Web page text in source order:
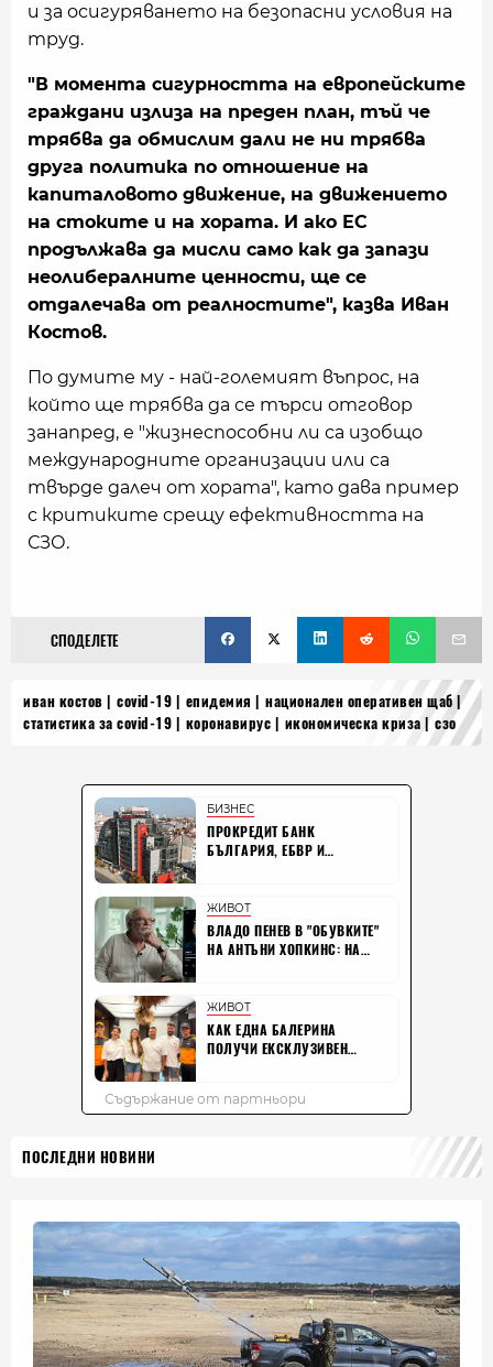
и за осигуряването на безопасни условия на
труд.
"В момента сигурността на европейските
граждани излиза на преден план, тъй че
трябва да обмислим дали не ни трябва
друга политика по отношение на
капиталовото движение, на движението
на стоките и на хората. И ако ЕС
продължава да мисли само как да запази
неолибералните ценности, ще се
отдалечава от реалностите", казва Иван
Костов.
По думите му - най-големият въпрос, на
който ще трябва да се търси отговор
занапред, е "жизнеспособни ли са изобщо
международните организации или са
твърде далеч от хората", като дава пример
с критиките срещу ефективността на
СЗО.
СПОДЕЛЕТЕ
иван костов covid-19 епидемия
национален оперативен щаб
статистика за covid-19
коронавирус икономическа криза сзо
ПОСЛЕДНИ НОВИНИ